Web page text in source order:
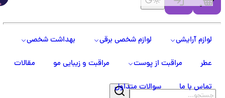
0
لوازم آرایشی لوازم شخصی برقی بهداشت شخصی
مراقبت از پوست مراقبت و زیبایی مو مقالات
تماس با ما سوالات متداول